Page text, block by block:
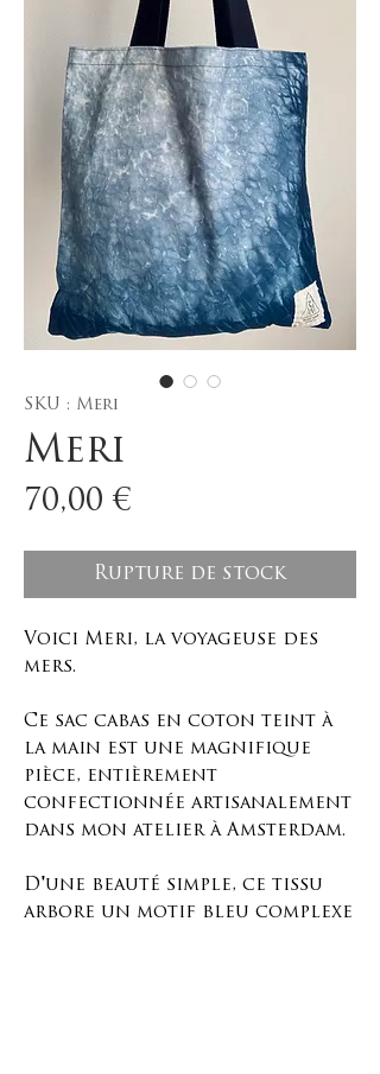
SKU : Meri
Meri
70,00 €Prix
Rupture de stock
Voici Meri, la voyageuse des
mers.
Ce sac cabas en coton teint à
la main est une magnifique
pièce, entièrement
confectionnée artisanalement
dans mon atelier à Amsterdam.
D'une beauté simple, ce tissu
arbore un motif bleu complexe